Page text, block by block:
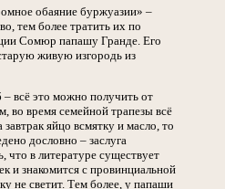
обаяние буржуазии» –
тем более тратить их по
Сомюр папашу Гранде. Его
живую изгородь из
– всё это можно получить от
во время семейной трапезы всё
яйцо всмятку и масло, то
дословно – заслуга
что в литературе существует
и знакомится с провинциальной
не светит. Тем более, у папаши